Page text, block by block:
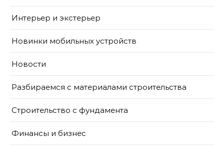
Интерьер и экстерьер
Новинки мобильных устройств
Новости
Разбираемся с материалами строительства
Строительство с фундамента
Финансы и бизнес